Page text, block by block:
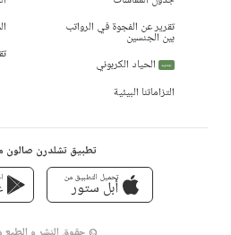
تقرير عن الفجوة في الرواتب
بين الجنسين
جديد
الحياد الكربوني
التزاماتنا البيئية
تطبيق تشلدرن صالون
تحميل التطبيق من
أبل ستور